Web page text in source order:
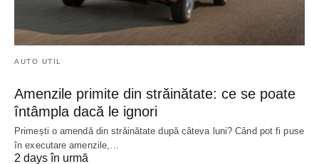
AUTO UTIL
Amenzile primite din străinătate: ce se poate
întâmpla dacă le ignori
Primești o amendă din străinătate după câteva luni? Când pot fi puse
în executare amenzile,…
2 days în urmă